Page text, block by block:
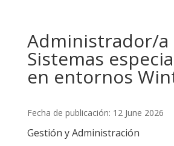
Administrador/a
Sistemas
en entornos
Fecha de publicación: 12 June 2026
Gestión y Administración